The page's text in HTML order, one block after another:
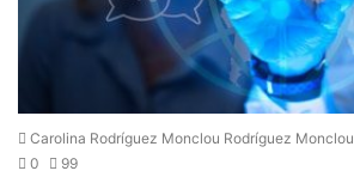
Carolina Rodríguez Monclou Rodríguez Monclou
0
99